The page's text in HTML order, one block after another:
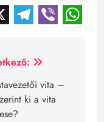
X Viber
vita –
ki a vita